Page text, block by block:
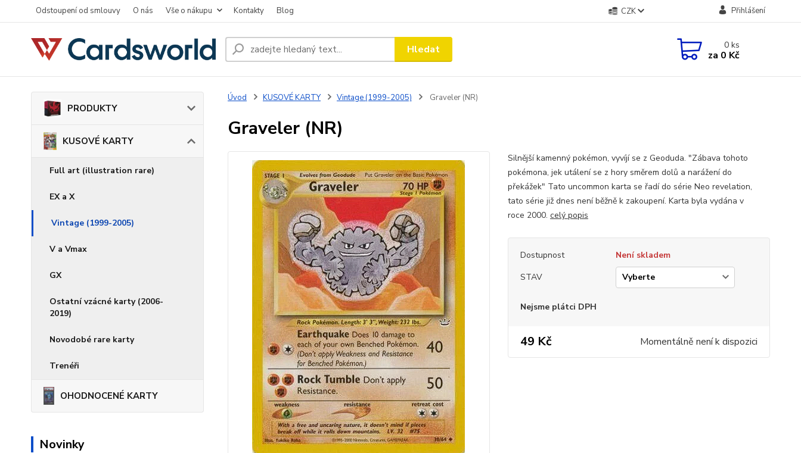
Odstoupení od smlouvy O nás Vše o nákupu Kontakty Blog CZK Přihlášení
Hledat 0ks
za 0 Kč
PRODUKTY
KUSOVÉ KARTY
Full art (illustration rare)
EX a X
Vintage (1999-2005)
V a Vmax
GX
Ostatní vzácné karty (2006-
2019)
Novodobé rare karty
Trenéři
OHODNOCENÉ KARTY
Novinky
Úvod KUSOVÉ KARTY Vintage (1999-2005) Graveler (NR)
Graveler (NR)
Silnější kamenný pokémon, vyvíjí se z Geoduda. "Zábava tohoto
pokémona, jek utálení se z hory směrem dolů a narážení do
překážek" Tato uncommon karta se řadí do série Neo revelation,
tato série již dnes není běžně k zakoupení. Karta byla vydána v
roce 2000. celý popis
Dostupnost
Není skladem
STAV
Nejsme plátci DPH
49 Kč Momentálně není k dispozici